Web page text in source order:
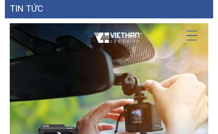
authentication for ONVIF
Client
iVMS-4200, Hik-Connect, Hik-Central
Web Browser
Plug-in required live view: IE8, IE9, IE10, IE11
Local service: Chrome 57.0+, Firefox 52.0+
TIN TỨC